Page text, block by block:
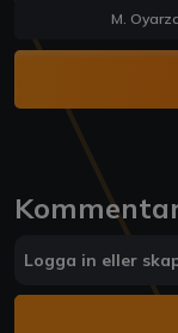
M.
Logga in eller